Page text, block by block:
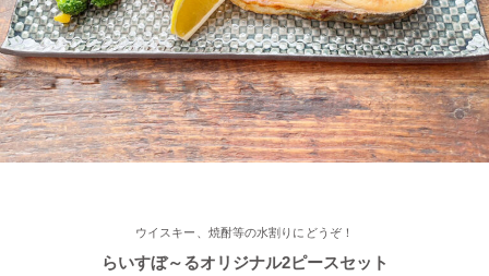
スープカップ
2022/11/12
≪おすすめ≫ あったか鍋をお楽しみください♪とんすい小鉢がつ
いたお鍋セットです。
≪新着商品≫ たっぷりお父さん湯飲み 南蛮カラー♪そろそろ温か
い飲み物が欲しくなりますね！
ウイスキー、焼酎等の水割りにどうぞ！
らいすぼ～るオリジナル2ピースセット